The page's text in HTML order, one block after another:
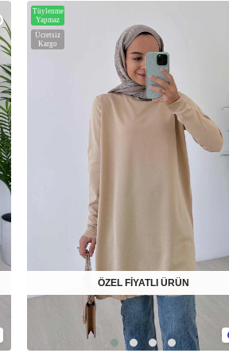
Ücretsiz
Kargo
Tüylenme
Yapmaz
ÖZEL FİYATLI ÜRÜN